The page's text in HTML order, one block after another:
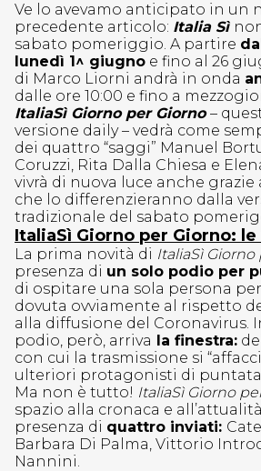
Ve lo avevamo anticipato in un
precedente articolo: Italia Sì
sabato pomeriggio. A partire
lunedì 1^ giugno e fino al 26
di Marco Liorni andrà in onda
dalle ore 10:00 e fino a
ItaliaSì Giorno per Giorno–
versione daily – vedrà come
dei quattro “saggi” Manuel
Coruzzi, Rita Dalla Chiesa e
vivrà di nuova luce anche
che lo differenzieranno dalla
tradizionale del sabato
ItaliaSì Giorno per Giorno:
La prima novità di ItaliaSì Giorno
presenza di un solo podio per
di ospitare una sola persona
dovuta ovviamente al rispetto
alla diffusione del Coronavirus.
podio, però, arriva la finestra:
con cui la trasmissione si
ulteriori protagonisti di
Ma non è tutto! ItaliaSì Giorno
spazio alla cronaca e
presenza di quattro inviati:
Barbara Di Palma, Vittorio
Nannini.